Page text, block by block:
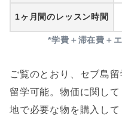
1ヶ月間のレッスン時間
*学費＋滞在費＋
ご覧のとおり、セブ島
留学可能。物価に関し
地で必要な物を購入し